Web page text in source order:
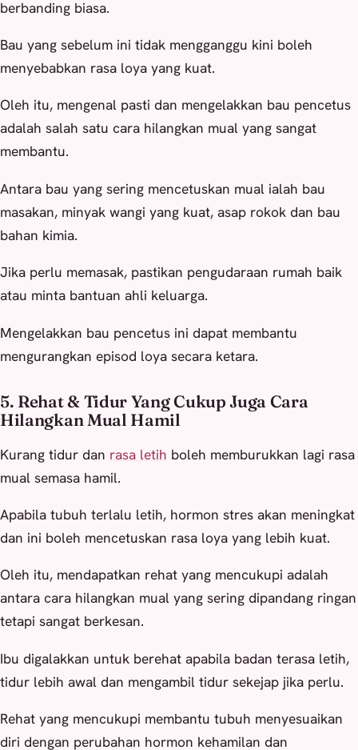
berbanding biasa.
Bau yang sebelum ini tidak mengganggu kini boleh
menyebabkan rasa loya yang kuat.
Oleh itu, mengenal pasti dan mengelakkan bau pencetus
adalah salah satu cara hilangkan mual yang sangat
membantu.
Antara bau yang sering mencetuskan mual ialah bau
masakan, minyak wangi yang kuat, asap rokok dan bau
bahan kimia.
Jika perlu memasak, pastikan pengudaraan rumah baik
atau minta bantuan ahli keluarga.
Mengelakkan bau pencetus ini dapat membantu
mengurangkan episod loya secara ketara.
5. Rehat & Tidur Yang Cukup Juga Cara
Hilangkan Mual Hamil
Kurang tidur dan rasa letih boleh memburukkan lagi rasa
mual semasa hamil.
Apabila tubuh terlalu letih, hormon stres akan meningkat
dan ini boleh mencetuskan rasa loya yang lebih kuat.
Oleh itu, mendapatkan rehat yang mencukupi adalah
antara cara hilangkan mual yang sering dipandang ringan
tetapi sangat berkesan.
Ibu digalakkan untuk berehat apabila badan terasa letih,
tidur lebih awal dan mengambil tidur sekejap jika perlu.
Rehat yang mencukupi membantu tubuh menyesuaikan
diri dengan perubahan hormon kehamilan dan